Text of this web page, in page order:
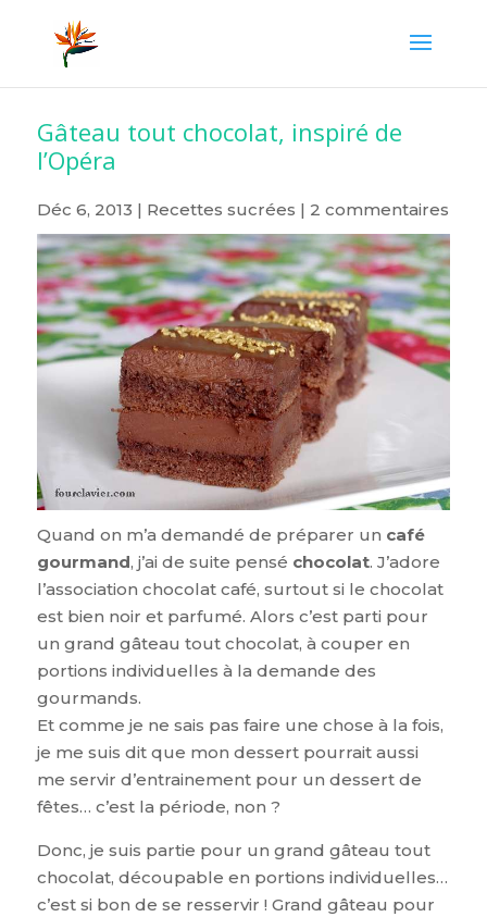
Gâteau tout chocolat, inspiré de
l’Opéra
Déc 6, 2013 | Recettes sucrées | 2 commentaires
Quand on m’a demandé de préparer un café
gourmand, j’ai de suite pensé chocolat. J’adore
l’association chocolat café, surtout si le chocolat
est bien noir et parfumé. Alors c’est parti pour
un grand gâteau tout chocolat, à couper en
portions individuelles à la demande des
gourmands.
Et comme je ne sais pas faire une chose à la fois,
je me suis dit que mon dessert pourrait aussi
me servir d’entrainement pour un dessert de
fêtes… c’est la période, non ?
Donc, je suis partie pour un grand gâteau tout
chocolat, découpable en portions individuelles…
c’est si bon de se resservir ! Grand gâteau pour